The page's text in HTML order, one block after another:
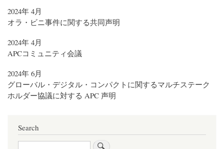
2024年 4月
オラ・ビニ事件に関する共同声明
2024年 4月
APCコミュニティ会議
2024年 6月
グローバル・デジタル・コンパクトに関するマルチステーク
ホルダー協議に対する APC 声明
Search
Search